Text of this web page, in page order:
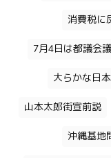
消費税に
7月4日は都議会
大らかな日
山本太郎街宣前説
沖縄基地